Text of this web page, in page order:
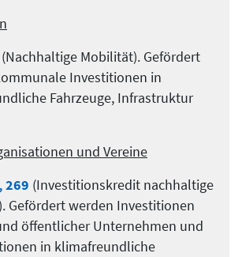
(Nachhaltige Mobilität). Gefördert
Investitionen in
Fahrzeuge, Infrastruktur
und Vereine
269 (Investitionskredit nachhaltige
Gefördert werden Investitionen
öffentlicher Unternehmen und
in klimafreundliche